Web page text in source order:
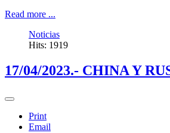
Read more ...
Noticias
Hits: 1919
17/04/2023.- CHINA Y
Print
Email